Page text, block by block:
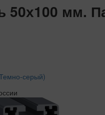
50х100 мм.
серый)